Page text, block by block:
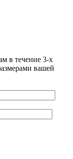
в течение 3-х
вашей